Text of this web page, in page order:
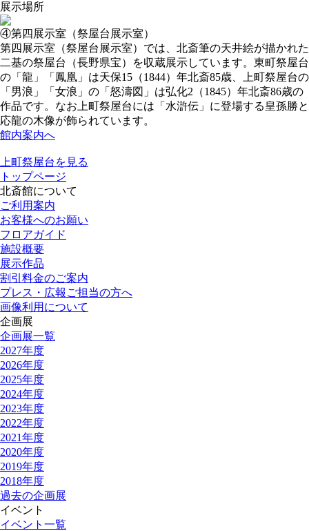
展示場所
④第四展示室（祭屋台展示室）
第四展示室（祭屋台展示室）では、北斎筆の天井絵が描かれた
二基の祭屋台（長野県宝）を収蔵展示しています。東町祭屋台
の「龍」「鳳凰」は天保15（1844）年北斎85歳、上町祭屋台の
「男浪」「女浪」の「怒濤図」は弘化2（1845）年北斎86歳の
作品です。なお上町祭屋台には「水滸伝」に登場する皇孫勝と
応龍の木像が飾られています。
館内案内へ
上町祭屋台を見る
トップページ
北斎館について
ご利用案内
お客様へのお願い
フロアガイド
施設概要
展示作品
割引料金のご案内
プレス・広報ご担当の方へ
画像利用について
企画展
企画展一覧
2027年度
2026年度
2025年度
2024年度
2023年度
2022年度
2021年度
2020年度
2019年度
2018年度
過去の企画展
イベント
イベント一覧